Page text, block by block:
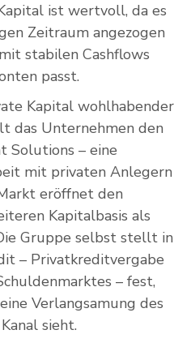
ist wertvoll, da es
Zeitraum angezogen
stabilen Cashflows
passt.
Kapital wohlhabender
das Unternehmen den
Solutions – eine
mit privaten Anlegern
eröffnet den
Kapitalbasis als
Gruppe selbst stellt in
– Privatkreditvergabe
– fest,
Verlangsamung des
sieht.